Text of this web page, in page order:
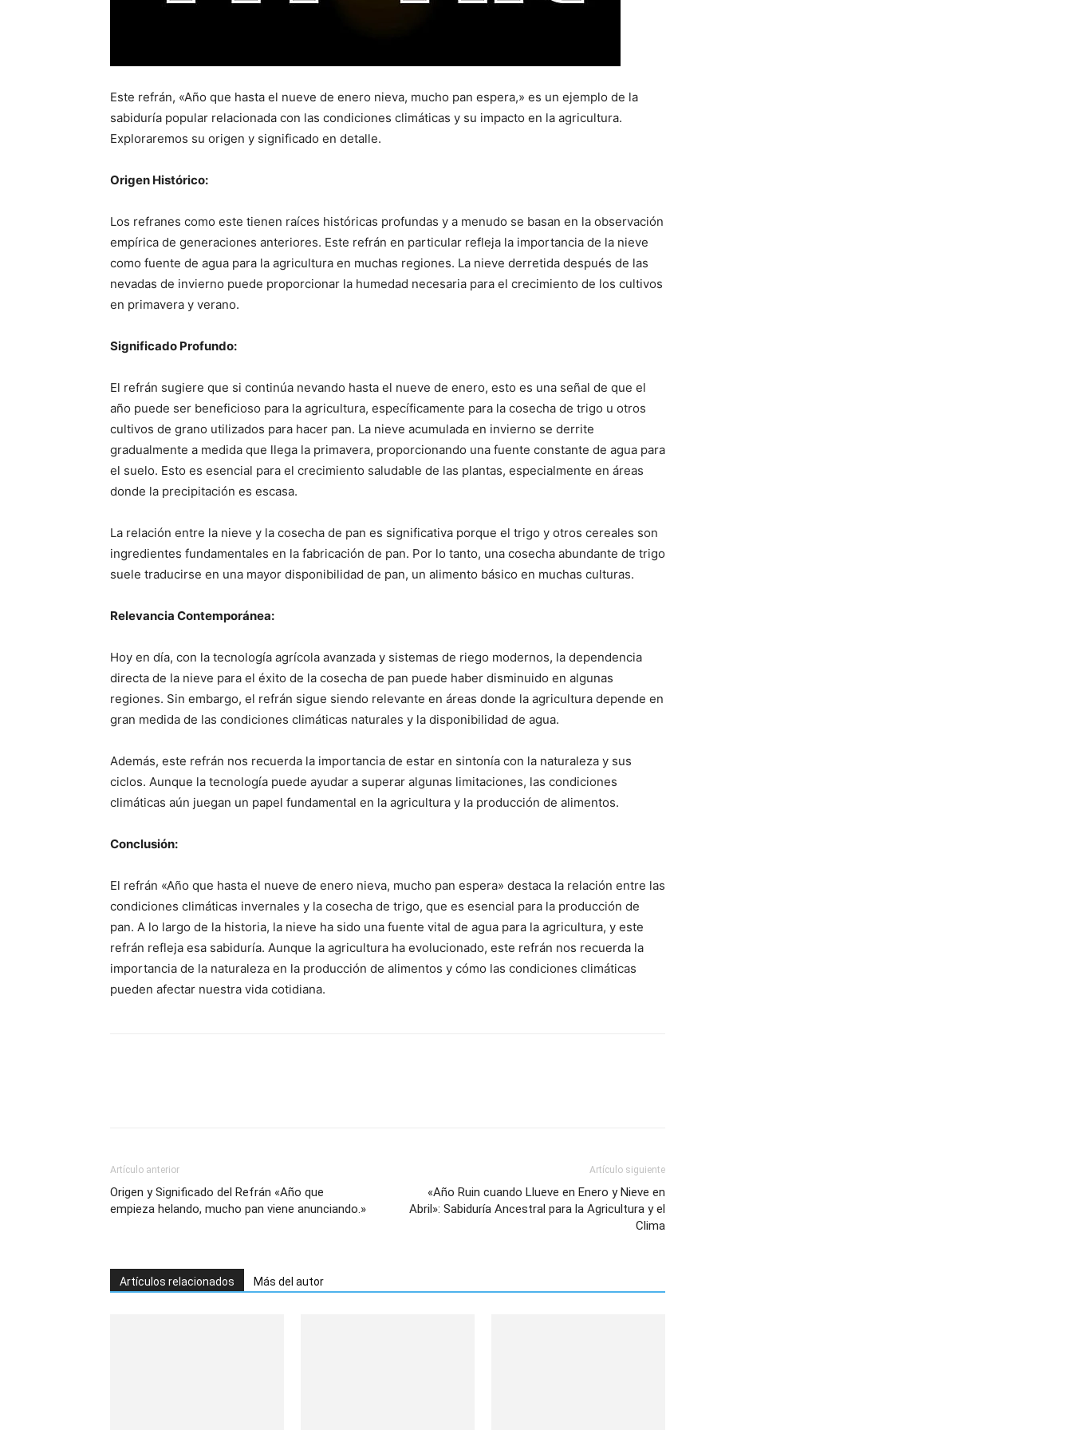
Este refrán, «Año que hasta el nueve de enero nieva, mucho pan espera,» es un ejemplo de la
sabiduría popular relacionada con las condiciones climáticas y su impacto en la agricultura.
Exploraremos su origen y significado en detalle.
Origen Histórico:
Los refranes como este tienen raíces históricas profundas y a menudo se basan en la observación
empírica de generaciones anteriores. Este refrán en particular refleja la importancia de la nieve
como fuente de agua para la agricultura en muchas regiones. La nieve derretida después de las
nevadas de invierno puede proporcionar la humedad necesaria para el crecimiento de los cultivos
en primavera y verano.
Significado Profundo:
El refrán sugiere que si continúa nevando hasta el nueve de enero, esto es una señal de que el
año puede ser beneficioso para la agricultura, específicamente para la cosecha de trigo u otros
cultivos de grano utilizados para hacer pan. La nieve acumulada en invierno se derrite
gradualmente a medida que llega la primavera, proporcionando una fuente constante de agua para
el suelo. Esto es esencial para el crecimiento saludable de las plantas, especialmente en áreas
donde la precipitación es escasa.
La relación entre la nieve y la cosecha de pan es significativa porque el trigo y otros cereales son
ingredientes fundamentales en la fabricación de pan. Por lo tanto, una cosecha abundante de trigo
suele traducirse en una mayor disponibilidad de pan, un alimento básico en muchas culturas.
Relevancia Contemporánea:
Hoy en día, con la tecnología agrícola avanzada y sistemas de riego modernos, la dependencia
directa de la nieve para el éxito de la cosecha de pan puede haber disminuido en algunas
regiones. Sin embargo, el refrán sigue siendo relevante en áreas donde la agricultura depende en
gran medida de las condiciones climáticas naturales y la disponibilidad de agua.
Además, este refrán nos recuerda la importancia de estar en sintonía con la naturaleza y sus
ciclos. Aunque la tecnología puede ayudar a superar algunas limitaciones, las condiciones
climáticas aún juegan un papel fundamental en la agricultura y la producción de alimentos.
Conclusión:
El refrán «Año que hasta el nueve de enero nieva, mucho pan espera» destaca la relación entre las
condiciones climáticas invernales y la cosecha de trigo, que es esencial para la producción de
pan. A lo largo de la historia, la nieve ha sido una fuente vital de agua para la agricultura, y este
refrán refleja esa sabiduría. Aunque la agricultura ha evolucionado, este refrán nos recuerda la
importancia de la naturaleza en la producción de alimentos y cómo las condiciones climáticas
pueden afectar nuestra vida cotidiana.
Artículo anterior
Origen y Significado del Refrán «Año que
empieza helando, mucho pan viene anunciando.»
Artículo siguiente
«Año Ruin cuando Llueve en Enero y Nieve en
Abril»: Sabiduría Ancestral para la Agricultura y el
Clima
Artículos relacionados Más del autor